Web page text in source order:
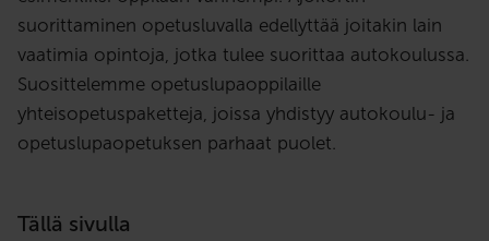
suorittaminen opetusluvalla edellyttää joitakin lain
vaatimia opintoja, jotka tulee suorittaa autokoulussa.
Suosittelemme opetuslupaoppilaille
yhteisopetuspaketteja, joissa yhdistyy autokoulu- ja
opetuslupaopetuksen parhaat puolet.
Tällä sivulla